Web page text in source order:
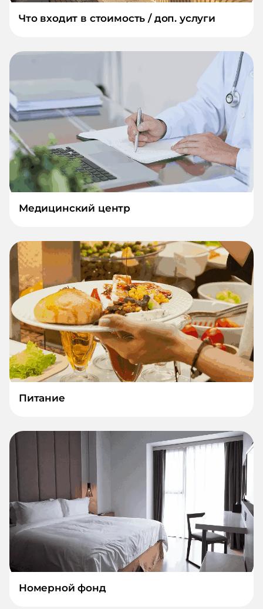
Что входит в стоимость / доп. услуги
Медицинский центр
Питание
Номерной фонд